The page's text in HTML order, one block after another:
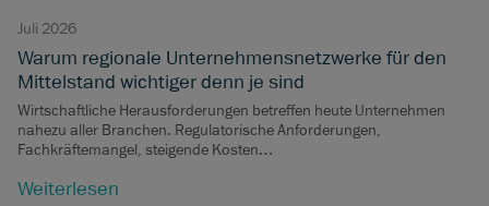
Juli 2026
Warum regionale Unternehmensnetzwerke für den
Mittelstand wichtiger denn je sind
Wirtschaftliche Herausforderungen betreffen heute Unternehmen
nahezu aller Branchen. Regulatorische Anforderungen,
Fachkräftemangel, steigende Kosten…
Weiterlesen